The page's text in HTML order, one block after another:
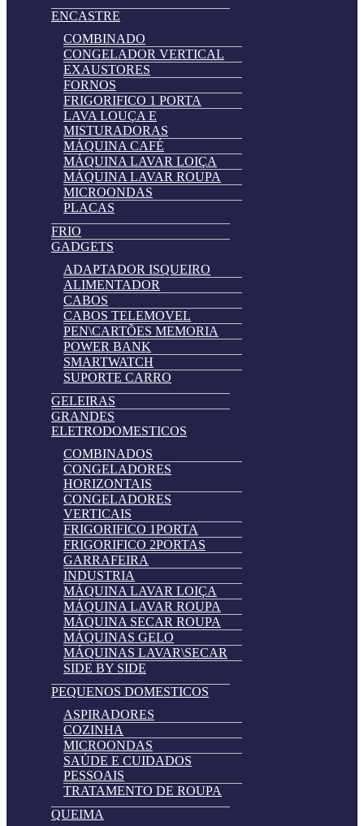
ENCASTRE
COMBINADO
CONGELADOR VERTICAL
EXAUSTORES
FORNOS
FRIGORIFICO 1 PORTA
LAVA LOUÇA E
MISTURADORAS
MÁQUINA CAFÉ
MÁQUINA LAVAR LOIÇA
MÁQUINA LAVAR ROUPA
MICROONDAS
PLACAS
FRIO
GADGETS
ADAPTADOR ISQUEIRO
ALIMENTADOR
CABOS
CABOS TELEMOVEL
PEN\CARTÕES MEMORIA
POWER BANK
SMARTWATCH
SUPORTE CARRO
GELEIRAS
GRANDES
ELETRODOMESTICOS
COMBINADOS
CONGELADORES
HORIZONTAIS
CONGELADORES
VERTICAIS
FRIGORIFICO 1PORTA
FRIGORIFICO 2PORTAS
GARRAFEIRA
INDUSTRIA
MÁQUINA LAVAR LOIÇA
MÁQUINA LAVAR ROUPA
MÁQUINA SECAR ROUPA
MÁQUINAS GELO
MÁQUINAS LAVAR\SECAR
SIDE BY SIDE
PEQUENOS DOMESTICOS
ASPIRADORES
COZINHA
MICROONDAS
SAÚDE E CUIDADOS
PESSOAIS
TRATAMENTO DE ROUPA
QUEIMA